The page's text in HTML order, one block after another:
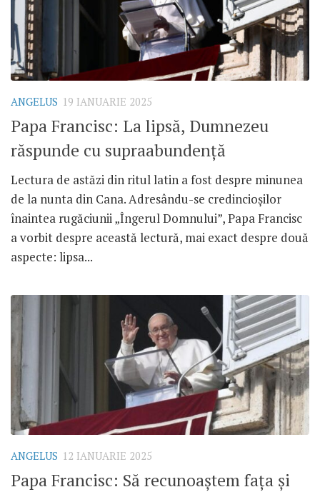
ANGELUS 19 IANUARIE 2025
Papa Francisc: La lipsă, Dumnezeu
răspunde cu supraabundență
Lectura de astăzi din ritul latin a fost despre minunea
de la nunta din Cana. Adresându-se credincioșilor
înaintea rugăciunii „Îngerul Domnului”, Papa Francisc
a vorbit despre această lectură, mai exact despre două
aspecte: lipsa...
ANGELUS 12 IANUARIE 2025
Papa Francisc: Să recunoaștem fața și